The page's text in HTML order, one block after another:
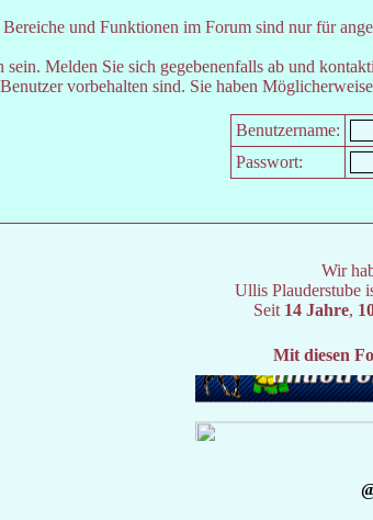
und Funktionen im Forum sind nur für
Melden Sie sich gegebenenfalls ab und
vorbehalten sind. Sie haben
Benutzername:
Passwort:
Wir
Ullis Plauderstube
Seit 14 Jahre,
Mit diesen